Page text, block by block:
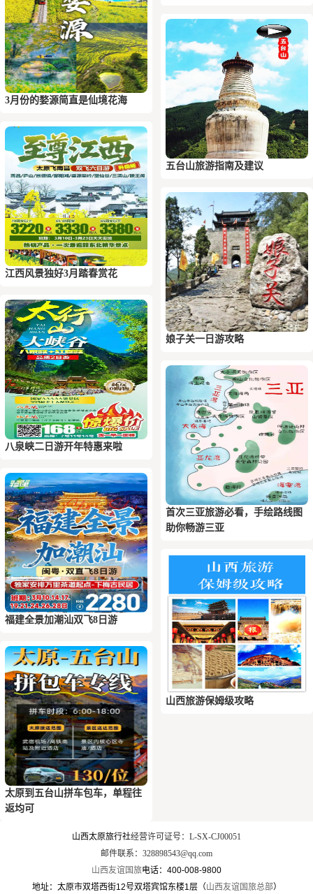
3月份的婺源简直是仙境花海
江西风景独好3月踏春赏花
八泉峡二日游开年特惠来啦
福建全景加潮汕双飞8日游
太原到五台山拼车包车，单程往
返均可
五台山旅游指南及建议
娘子关一日游攻略
首次三亚旅游必看，手绘路线图
助你畅游三亚
山西旅游保姆级攻略
山西太原旅行社经营许可证号：L-SX-CJ00051
邮件联系：328898543@qq.com
山西友谊国旅电话：400-008-9800
地址：太原市双塔西街12号双塔宾馆东楼1层（山西友谊国旅总部）